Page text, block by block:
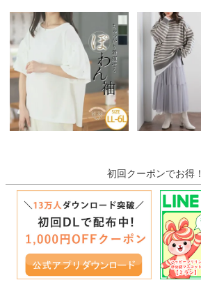
初回クーポンでお得！